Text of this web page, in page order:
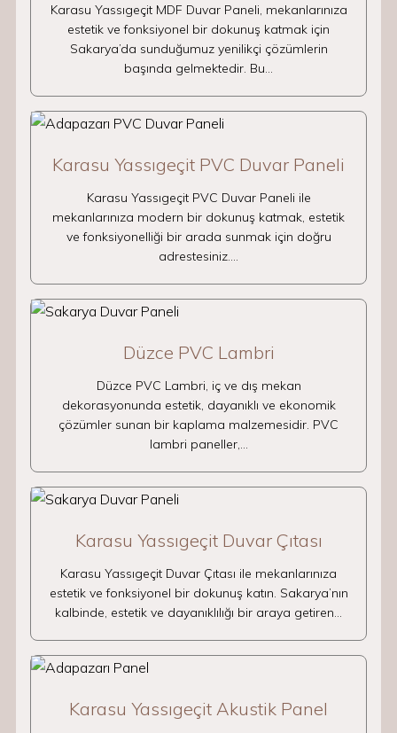
Karasu Yassıgeçit MDF Duvar Paneli, mekanlarınıza
estetik ve fonksiyonel bir dokunuş katmak için
Sakarya’da sunduğumuz yenilikçi çözümlerin
başında gelmektedir. Bu…
Karasu Yassıgeçit PVC Duvar Paneli
Karasu Yassıgeçit PVC Duvar Paneli ile
mekanlarınıza modern bir dokunuş katmak, estetik
ve fonksiyonelliği bir arada sunmak için doğru
adrestesiniz.…
Düzce PVC Lambri
Düzce PVC Lambri, iç ve dış mekan
dekorasyonunda estetik, dayanıklı ve ekonomik
çözümler sunan bir kaplama malzemesidir. PVC
lambri paneller,…
Karasu Yassıgeçit Duvar Çıtası
Karasu Yassıgeçit Duvar Çıtası ile mekanlarınıza
estetik ve fonksiyonel bir dokunuş katın. Sakarya’nın
kalbinde, estetik ve dayanıklılığı bir araya getiren…
Karasu Yassıgeçit Akustik Panel